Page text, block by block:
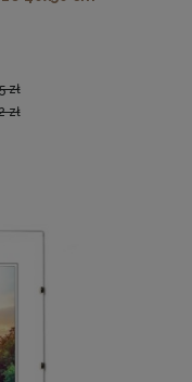
14,8 x 21 cm z
zł
zł
zł